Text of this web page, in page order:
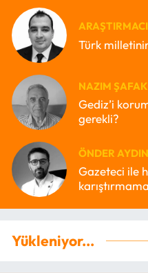
Türk
NAZIM ŞAFAK
Gediz’i
gerekli?
ÖNDER AYDIN
Gazeteci ile
Yükleniyor...